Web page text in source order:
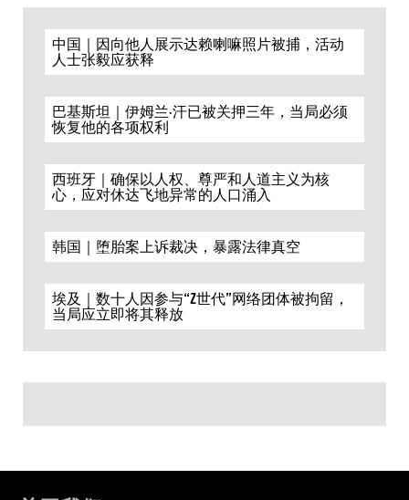
中国｜因向他人展示达赖喇嘛照片被捕，活动
人士张毅应获释
巴基斯坦｜伊姆兰·汗已被关押三年，当局必须
恢复他的各项权利
西班牙｜确保以人权、尊严和人道主义为核
心，应对休达飞地异常的人口涌入
韩国｜堕胎案上诉裁决，暴露法律真空
埃及｜数十人因参与“Z世代”网络团体被拘留，
当局应立即将其释放